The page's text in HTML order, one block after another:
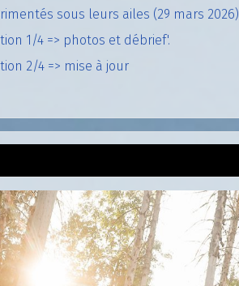
sous leurs ailes (29 mars 2026)
1/4 => photos et débrief'.
2/4 => mise à jour